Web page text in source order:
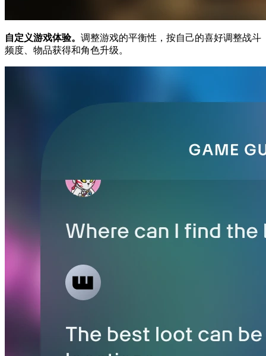
自定义游戏体验。 调整游戏的平衡性，按自己的喜好调整战斗
频度、物品获得和角色升级。